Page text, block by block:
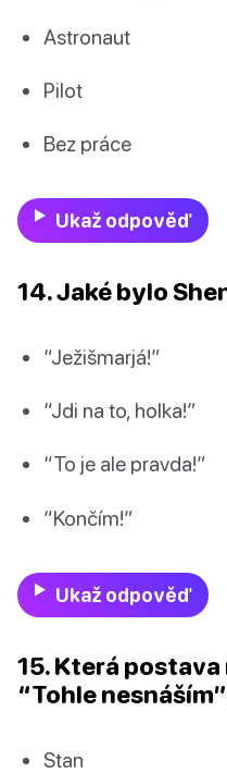
Astronaut
Pilot
Bez práce
Ukaž odpověď
14. Jaké bylo
“Ježišmarjá!”
“Jdi na to, holka!”
“To je ale pravda!”
“Končím!”
Ukaž odpověď
15. Která
“Tohle
Stan